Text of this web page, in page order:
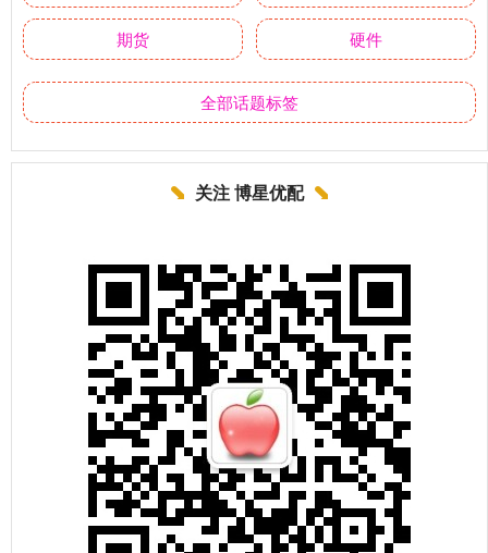
期货 硬件
全部话题标签
关注 博星优配